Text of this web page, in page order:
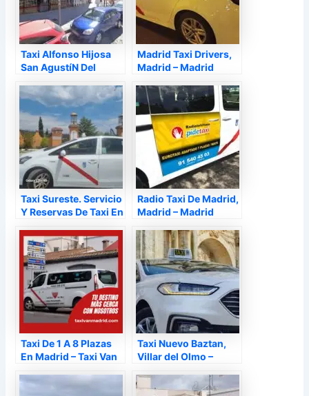
Taxi Alfonso Hijosa
San AgustíN Del
Agustín del Guadalix
– Madrid
Madrid Taxi Drivers,
Madrid – Madrid
Taxi Sureste. Servicio
Y Reservas De Taxi En
Rey – Madrid
Radio Taxi De Madrid,
Madrid – Madrid
Taxi De 1 A 8 Plazas
En Madrid – Taxi Van
Madrid
Taxi Nuevo Baztan,
Villar del Olmo –